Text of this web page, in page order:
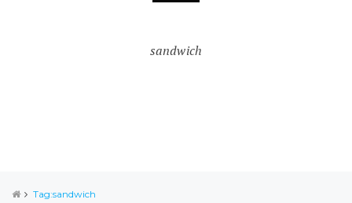
sandwich
Tag:sandwich